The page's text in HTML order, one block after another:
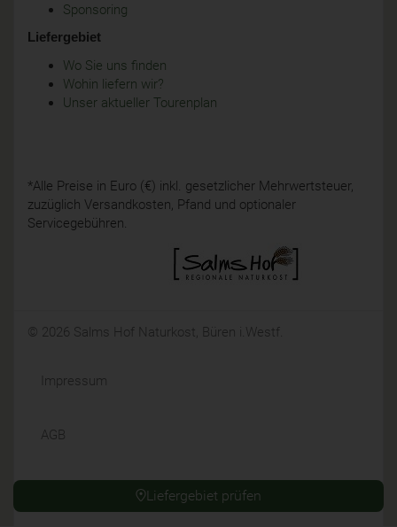
Liefergebiet prüfen
Sponsoring
Liefergebiet
Wo Sie uns finden
Wohin liefern wir?
Unser aktueller Tourenplan
*Alle Preise in Euro (€) inkl. gesetzlicher Mehrwertsteuer,
zuzüglich Versandkosten, Pfand und optionaler
Servicegebühren.
© 2026 Salms Hof Naturkost, Büren i.Westf.
Impressum
AGB